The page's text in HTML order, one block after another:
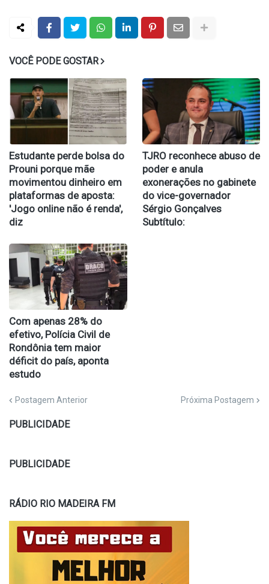
VOCÊ PODE GOSTAR
Estudante perde bolsa do
Prouni porque mãe
movimentou dinheiro em
plataformas de aposta:
'Jogo online não é renda',
diz
TJRO reconhece abuso de
poder e anula
exonerações no gabinete
do vice-governador
Sérgio Gonçalves
Subtítulo:
Com apenas 28% do
efetivo, Polícia Civil de
Rondônia tem maior
déficit do país, aponta
estudo
Postagem Anterior Próxima Postagem
PUBLICIDADE
PUBLICIDADE
RÁDIO RIO MADEIRA FM